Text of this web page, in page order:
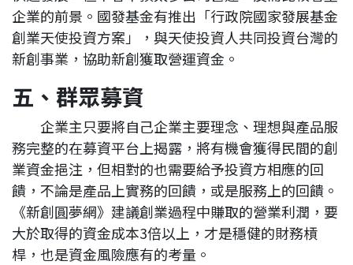
企業的前景。國發基金有推出「行政院國家發展基金
創業天使投資方案」，與天使投資人共同投資台灣的
新創事業，協助新創獲取營運資金。
五、群眾募資
企業主只要將自己企業主要理念、理想與產品服
務完整的在募資平台上揭露，將有機會獲得民間的創
業資金挹注，但相對的也需要給予投資方相應的回
饋，不論是產品上實務的回饋，或是服務上的回饋。
《新創圓夢網》建議創業過程中賺取的營業利潤，要
大於取得的資金成本3倍以上，才是穩健的財務槓
桿，也是資金風險應有的考量。